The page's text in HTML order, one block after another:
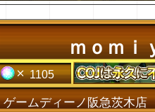
ｍｏｍｉ
1105
ゲームディーノ阪急茨木店